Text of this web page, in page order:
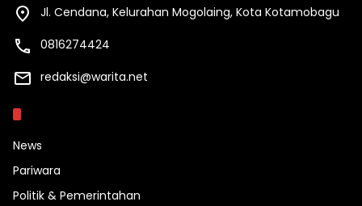
Jl. Cendana, Kelurahan Mogolaing, Kota Kotamobagu
0816274424
redaksi@warita.net
News
Pariwara
Politik & Pemerintahan